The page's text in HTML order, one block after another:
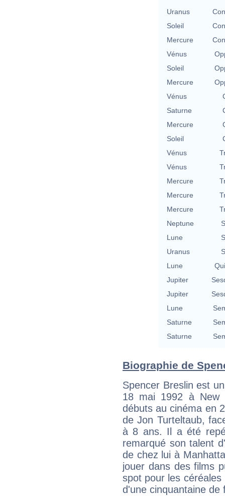
Uranus
Soleil
Mercure
Vénus
Soleil
Mercure
Vénus
Saturne
Mercure
Soleil
Vénus
Vénus
Mercure
Mercure
Mercure
Neptune
Lune
Uranus
Lune
Jupiter
Jupiter
Lune
Saturne
Saturne
Biographie de
Spencer Breslin est
18 mai 1992 à New
débuts au cinéma en
de Jon Turteltaub,
à 8 ans. Il a été
remarqué son talent
de chez lui à
jouer dans des films
spot pour les
d'une cinquantaine de